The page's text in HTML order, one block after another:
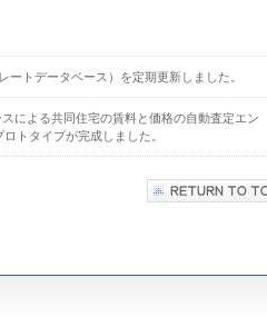
トデータベース）を定期更新しました。
による共同住宅の賃料と価格の自動査定エン
トタイプが完成しました。